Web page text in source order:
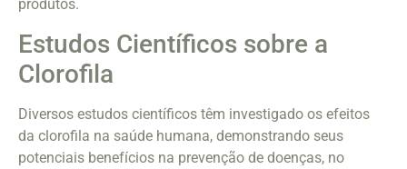
produtos.
Estudos Científicos sobre a
Clorofila
Diversos estudos científicos têm investigado os efeitos
da clorofila na saúde humana, demonstrando seus
potenciais benefícios na prevenção de doenças, no